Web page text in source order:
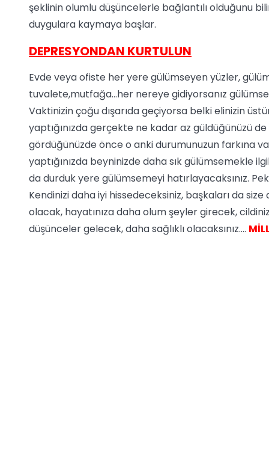
şeklinin olumlu düşüncelerle bağlantılı olduğunu
duygulara kaymaya başlar.
DEPRESYONDAN KURTULUN
Evde veya ofiste her yere gülümseyen yüzler,
tuvalete,mutfağa...her nereye gidiyorsanız
Vaktinizin çoğu dışarıda geçiyorsa belki elinizin
yaptığınızda gerçekte ne kadar az güldüğünüzü
gördüğünüzde önce o anki durumunuzun farkına
yaptığınızda beyninizde daha sık gülümsemekle
da durduk yere gülümsemeyi hatırlayacaksınız.
Kendinizi daha iyi hissedeceksiniz, başkaları da
olacak, hayatınıza daha olum şeyler girecek,
düşünceler gelecek, daha sağlıklı olacaksınız....